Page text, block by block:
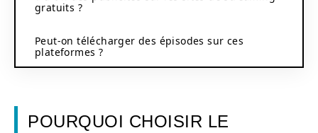
gratuits ?
Peut-on télécharger des épisodes sur ces
plateformes ?
POURQUOI CHOISIR LE